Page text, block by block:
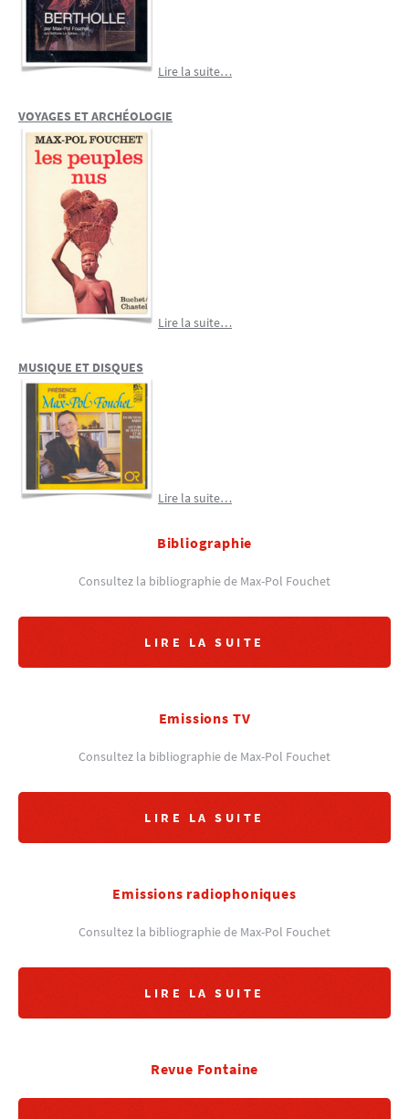
Lire la suite…
VOYAGES ET ARCHÉOLOGIE
Lire la suite…
MUSIQUE ET DISQUES
Lire la suite…
Bibliographie
Consultez la bibliographie de Max-Pol Fouchet
LIRE LA SUITE
Emissions TV
Consultez la bibliographie de Max-Pol Fouchet
LIRE LA SUITE
Emissions radiophoniques
Consultez la bibliographie de Max-Pol Fouchet
LIRE LA SUITE
Revue Fontaine